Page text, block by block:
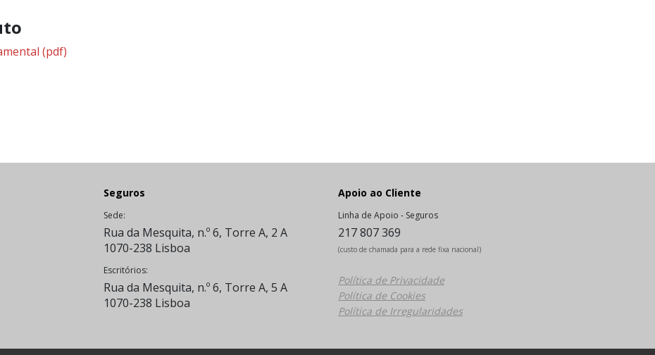
(pdf)
Seguros
Sede:
Rua da Mesquita, n.º 6, Torre A, 2 A
1070-238 Lisboa
Escritórios:
Rua da Mesquita, n.º 6, Torre A, 5 A
1070-238 Lisboa
Apoio ao Cliente
Linha de Apoio - Seguros
217 807 369
(custo de chamada para a rede fixa nacional)
Política de Privacidade
Política de Cookies
Política de Irregularidades